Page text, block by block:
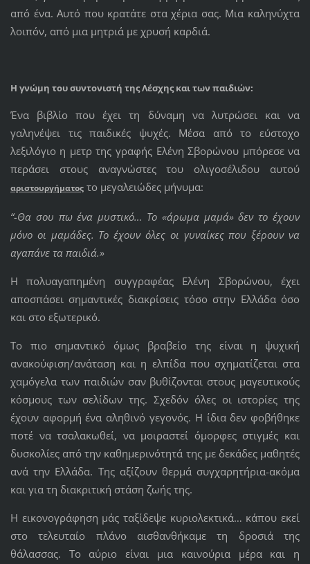
από ένα. Αυτό που κρατάτε στα χέρια σας. Μια καληνύχτα
λοιπόν, από μια μητριά με χρυσή καρδιά.
Η γνώμη του συντονιστή της Λέσχης και των παιδιών:
Ένα βιβλίο που έχει τη δύναμη να λυτρώσει και να
γαληνέψει τις παιδικές ψυχές. Μέσα από το εύστοχο
λεξιλόγιο η μετρ της γραφής Ελένη Σβορώνου μπόρεσε να
περάσει στους αναγνώστες του ολιγοσέλιδου αυτού
αριστουργήματοςτο μεγαλειώδες μήνυμα:
“-Θα σου πω ένα μυστικό… Το «άρωμα μαμά» δεν το έχουν
μόνο οι μαμάδες. Το έχουν όλες οι γυναίκες που ξέρουν να
αγαπάνε τα παιδιά.»
Η πολυαγαπημένη συγγραφέας Ελένη Σβορώνου, έχει
αποσπάσει σημαντικές διακρίσεις τόσο στην Ελλάδα όσο
και στο εξωτερικό.
Το πιο σημαντικό όμως βραβείο της είναι η ψυχική
ανακούφιση/ανάταση και η ελπίδα που σχηματίζεται στα
χαμόγελα των παιδιών σαν βυθίζονται στους μαγευτικούς
κόσμους των σελίδων της. Σχεδόν όλες οι ιστορίες της
έχουν αφορμή ένα αληθινό γεγονός. Η ίδια δεν φοβήθηκε
ποτέ να τσαλακωθεί, να μοιραστεί όμορφες στιγμές και
δυσκολίες από την καθημερινότητά της με δεκάδες μαθητές
ανά την Ελλάδα. Της αξίζουν θερμά συγχαρητήρια-ακόμα
και για τη διακριτική στάση ζωής της.
Η εικονογράφηση μάς ταξίδεψε κυριολεκτικά… κάπου εκεί
στο τελευταίο πλάνο αισθανθήκαμε τη δροσιά της
θάλασσας. Το αύριο είναι μια καινούρια μέρα και η